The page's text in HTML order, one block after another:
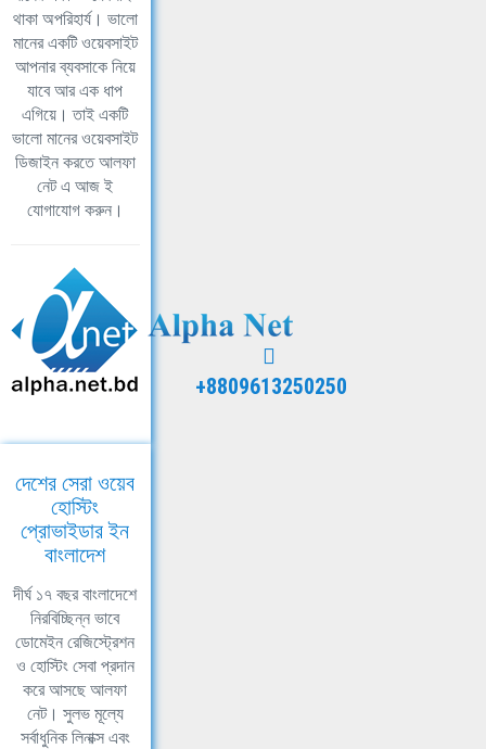
থাকা অপরিহার্য। ভালো
মানের একটি ওয়েবসাইট
আপনার ব্যবসাকে নিয়ে
যাবে আর এক ধাপ
এগিয়ে। তাই একটি
ভালো মানের ওয়েবসাইট
ডিজাইন করতে আলফা
নেট এ আজ ই
যোগাযোগ করুন।
+8809613250250
দেশের সেরা ওয়েব
হোস্টিং
প্রোভাইডার ইন
বাংলাদেশ
দীর্ঘ ১৭ বছর বাংলাদেশে
নিরবিচ্ছিন্ন ভাবে
ডোমেইন রেজিস্ট্রেশন
ও হোস্টিং সেবা প্রদান
করে আসছে আলফা
নেট। সুলভ মূল্যে
সর্বাধুনিক লিনাক্স এবং